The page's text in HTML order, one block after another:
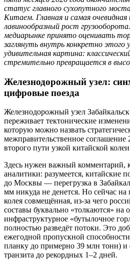
статус главного сухопутного
Китаем. Главная и самая
лавинообразный рост
медиарынке принято оценивать
заглянуть внутрь конкретно этого
удивительная картина:
стремительно превращается в
Железнодорожный узел:
цифровые поезда
Железнодорожный узел
переживает тектонические
которую можно назвать
межправительственное соглашение
второго пути узкой китайской
Здесь нужен важный комментарий,
аналитики: разумеется, китайские
до Москвы — перегрузка в
мм никуда не денется. Но сейчас
колея совмещённая, из-за чего
составы буквально «толкаются» на
инфраструктурное «бутылочное
полностью разведёт потоки. Это
ежегодной пропускной
планку до примерно 39 млн тонн) и
транзита до рекордных 1–2 дней.